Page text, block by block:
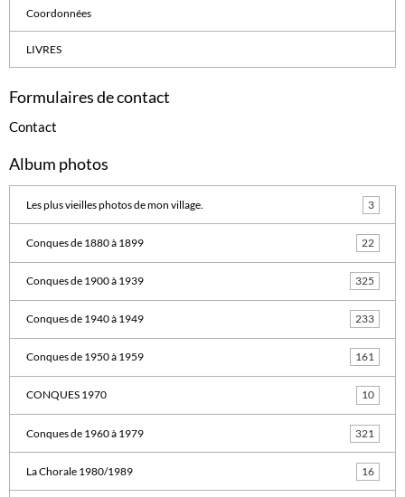
Coordonnées
LIVRES
Formulaires de contact
Contact
Album photos
Les plus vieilles photos de mon village. 3
Conques de 1880 à 1899 22
Conques de 1900 à 1939 325
Conques de 1940 à 1949 233
Conques de 1950 à 1959 161
CONQUES 1970 10
Conques de 1960 à 1979 321
La Chorale 1980/1989 16